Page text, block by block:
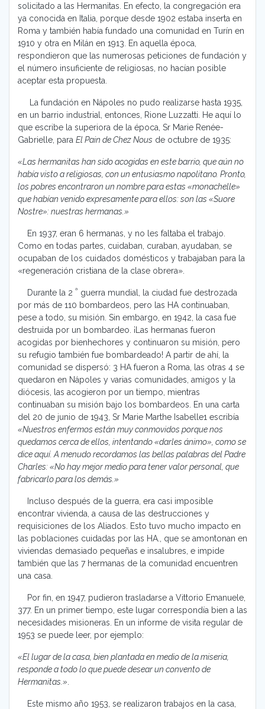
solicitado a las Hermanitas. En efecto, la congregación era
ya conocida en Italia, porque desde 1902 estaba inserta en
Roma y también había fundado una comunidad en Turín en
1910 y otra en Milán en 1913. En aquella época,
respondieron que las numerosas peticiones de fundación y
el número insuficiente de religiosas, no hacían posible
aceptar esta propuesta.
La fundación en Nápoles no pudo realizarse hasta 1935,
en un barrio industrial, entonces, Rione Luzzatti. He aquí lo
que escribe la superiora de la época, Sr Marie Renée-
Gabrielle, para El Pain de Chez Nous de octubre de 1935:
«Las hermanitas han sido acogidas en este barrio, que aún no
había visto a religiosas, con un entusiasmo napolitano. Pronto,
los pobres encontraron un nombre para estas «monachelle»
que habían venido expresamente para ellos: son las «Suore
Nostre»: nuestras hermanas.»
En 1937, eran 6 hermanas, y no les faltaba el trabajo.
Como en todas partes, cuidaban, curaban, ayudaban, se
ocupaban de los cuidados domésticos y trabajaban para la
«regeneración cristiana de la clase obrera».
Durante la 2 ª guerra mundial, la ciudad fue destrozada
por más de 110 bombardeos, pero las HA continuaban,
pese a todo, su misión. Sin embargo, en 1942, la casa fue
destruida por un bombardeo. ¡Las hermanas fueron
acogidas por bienhechores y continuaron su misión, pero
su refugio también fue bombardeado! A partir de ahí, la
comunidad se dispersó: 3 HA fueron a Roma, las otras 4 se
quedaron en Nápoles y varias comunidades, amigos y la
diócesis, las acogieron por un tiempo, mientras
continuaban su misión bajo los bombardeos. En una carta
del 20 de junio de 1943, Sr Marie Marthe Isabelle1 escribía
«Nuestros enfermos están muy conmovidos porque nos
quedamos cerca de ellos, intentando «darles ánimo», como se
dice aquí. A menudo recordamos las bellas palabras del Padre
Charles: «No hay mejor medio para tener valor personal, que
fabricarlo para los demás.»
Incluso después de la guerra, era casi imposible
encontrar vivienda, a causa de las destrucciones y
requisiciones de los Aliados. Esto tuvo mucho impacto en
las poblaciones cuidadas por las HA., que se amontonan en
viviendas demasiado pequeñas e insalubres, e impide
también que las 7 hermanas de la comunidad encuentren
una casa.
Por fin, en 1947, pudieron trasladarse a Vittorio Emanuele,
377. En un primer tiempo, este lugar correspondía bien a las
necesidades misioneras. En un informe de visita regular de
1953 se puede leer, por ejemplo:
«El lugar de la casa, bien plantada en medio de la miseria,
responde a todo lo que puede desear un convento de
Hermanitas.»
Este mismo año 1953, se realizaron trabajos en la casa,